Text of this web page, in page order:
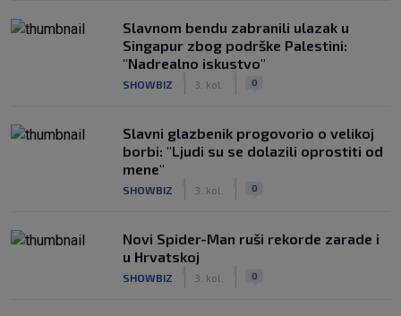
Slavnom bendu zabranili ulazak u
Singapur zbog podrške Palestini:
"Nadrealno iskustvo"
SHOWBIZ 3. kol. 0
Slavni glazbenik progovorio o velikoj
borbi: "Ljudi su se dolazili oprostiti od
mene"
SHOWBIZ 3. kol. 0
Novi Spider-Man ruši rekorde zarade i
u Hrvatskoj
SHOWBIZ 3. kol. 0